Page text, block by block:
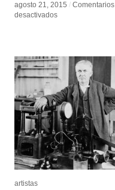
agosto 21, 2015 / Comentarios
desactivadosen
en
el
arte
digital
agosto 21, 2015 / Comentarios
desactivadosen
en
el
arte
digital
artistas
artistas